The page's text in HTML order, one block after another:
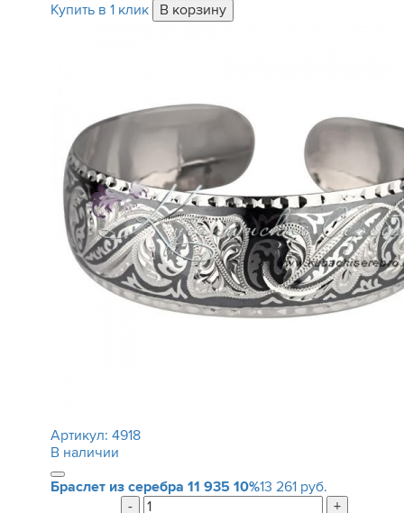
Купить в 1 клик
Артикул: 4918
В наличии
Браслет из серебра 11 935 10%13 261 руб.
-
+